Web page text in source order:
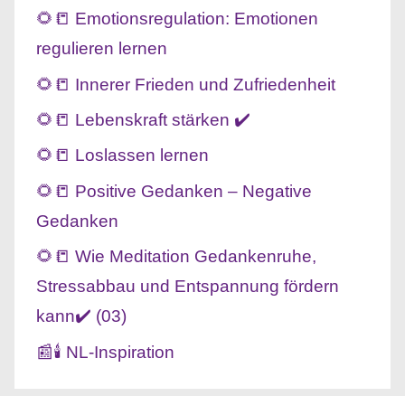
🌻📒 Emotionsregulation: Emotionen
regulieren lernen
🌻📒 Innerer Frieden und Zufriedenheit
🌻📒 Lebenskraft stärken ✔️
🌻📒 Loslassen lernen
🌻📒 Positive Gedanken – Negative
Gedanken
🌻📒 Wie Meditation Gedankenruhe,
Stressabbau und Entspannung fördern
kann✔️ (03)
📰🕯️ NL-Inspiration